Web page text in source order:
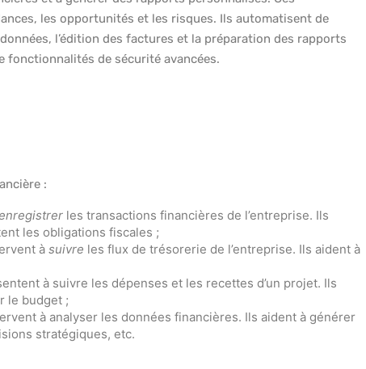
les opportunités et les risques. Ils automatisent de
l’édition des factures et la préparation des rapports
fonctionnalités de sécurité avancées.
:
les transactions financières de l’entreprise. Ils
les obligations fiscales ;
à suivre les flux de trésorerie de l’entreprise. Ils aident à
à suivre les dépenses et les recettes d’un projet. Ils
le budget ;
à analyser les données financières. Ils aident à générer
stratégiques, etc.